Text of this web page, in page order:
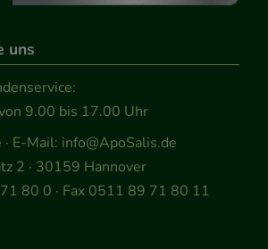
uns
9.00 bis 17.00 Uhr
· E-Mail: info@ApoSalis.de
2 · 30159 Hannover
80 0 · Fax 0511 89 71 80 11